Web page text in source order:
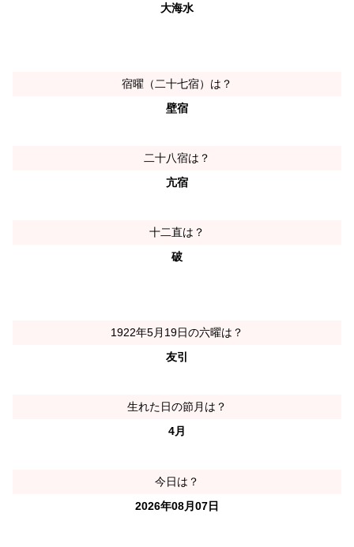
大海水
宿曜（二十七宿）は？
壁宿
二十八宿は？
亢宿
十二直は？
破
1922年5月19日の六曜は？
友引
生れた日の節月は？
4月
今日は？
2026年08月07日